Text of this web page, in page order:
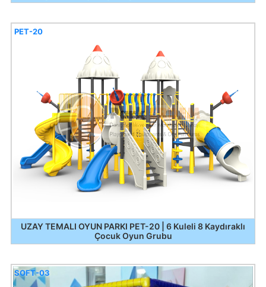
UZAY TEMALI OYUN PARKI PET-20 | 6 Kuleli 8 Kaydıraklı
Çocuk Oyun Grubu
PET-20
SOFT-03